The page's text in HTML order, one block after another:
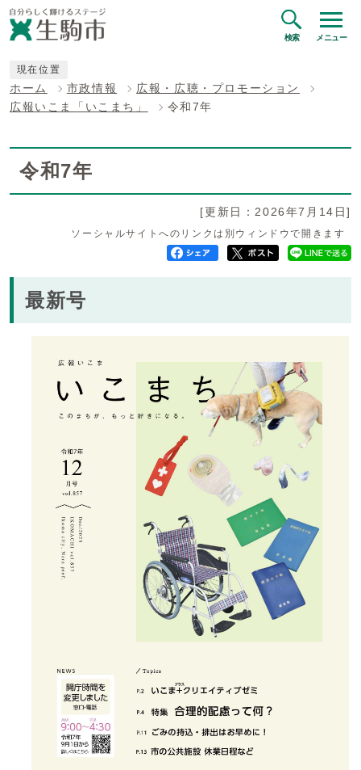
検索 メニュー
現在位置
ホーム 市政情報
広報・広聴・プロモーション
広報いこま「いこまち」
令和7年
令和7年
[更新日：2026年7月14日]
ソーシャルサイトへのリンクは別ウィンドウで開きます
最新号